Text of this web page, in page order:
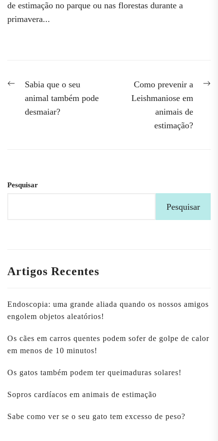
de estimação no parque ou nas florestas durante a
primavera...
Navegação
artigos
PreviousSabia que o seu
animal também pode
desmaiar?
Como prevenir a
Leishmaniose em
animais de
estimação?
Pesquisar
Pesquisar
Artigos Recentes
Endoscopia: uma grande aliada quando os nossos amigos
engolem objetos aleatórios!
Os cães em carros quentes podem sofer de golpe de calor
em menos de 10 minutos!
Os gatos também podem ter queimaduras solares!
Sopros cardíacos em animais de estimação
Sabe como ver se o seu gato tem excesso de peso?